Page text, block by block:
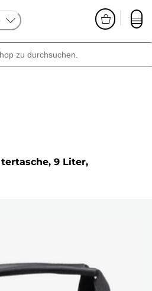
9 Liter,